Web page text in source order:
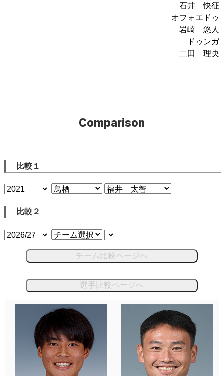
石井 快征
オフォエドゥ
岩崎 悠人
ドゥンガ
二田 理央
Comparison
比較１
比較２
チーム比較ページへ
選手比較ページへ